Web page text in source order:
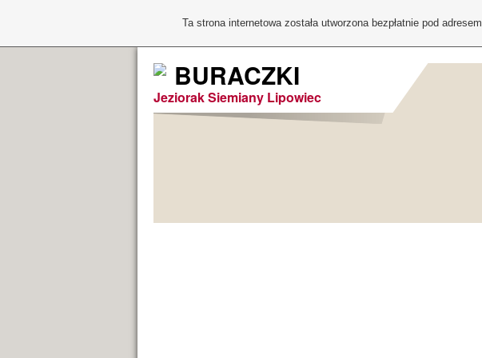
BURACZKI
Jeziorak Siemiany Lipowiec
Ta strona internetowa została utworzona bezpłatnie pod adresem